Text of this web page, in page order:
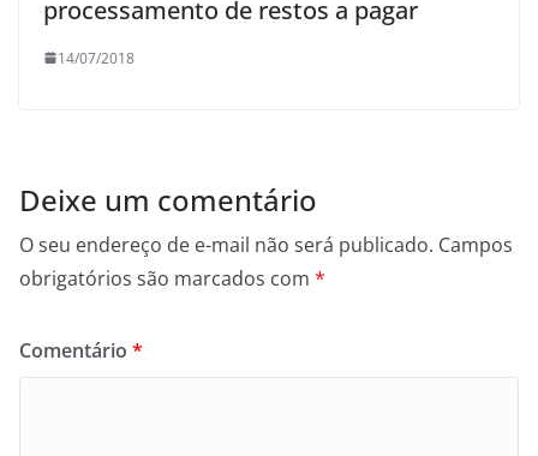
processamento de restos a pagar
14/07/2018
Deixe um comentário
O seu endereço de e-mail não será publicado. Campos
obrigatórios são marcados com *
Comentário *